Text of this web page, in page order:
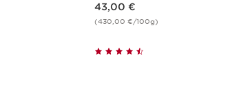
43,00 €
(430,00 €/100g)